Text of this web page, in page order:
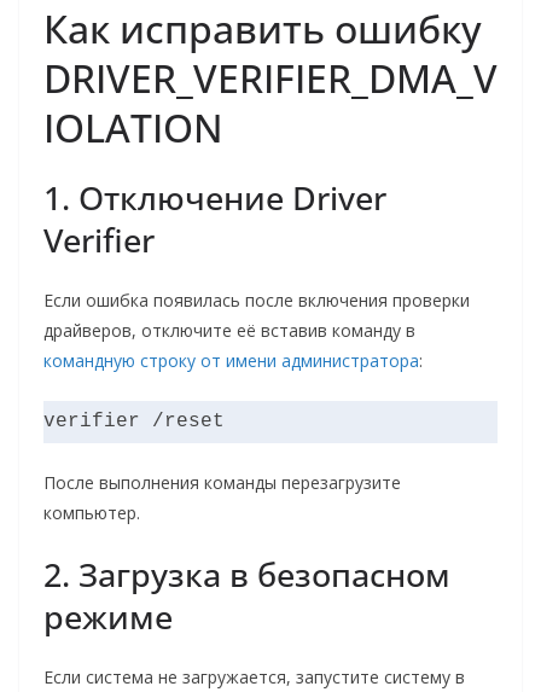
Как исправить ошибку
DRIVER_VERIFIER_DMA_V
IOLATION
1. Отключение Driver
Verifier
Если ошибка появилась после включения проверки
драйверов, отключите её вставив команду в
командную строку от имени администратора:
verifier /reset
После выполнения команды перезагрузите
компьютер.
2. Загрузка в безопасном
режиме
Если система не загружается, запустите систему в